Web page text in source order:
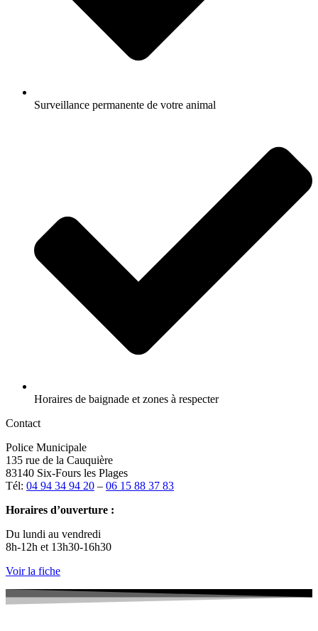
Surveillance permanente de votre animal
Horaires de baignade et zones à respecter
Contact
Police Municipale
135 rue de la Cauquière
83140 Six-Fours les Plages
Tél: 04 94 34 94 20 – 06 15 88 37 83
Horaires d’ouverture :
Du lundi au vendredi
8h-12h et 13h30-16h30
Voir la fiche